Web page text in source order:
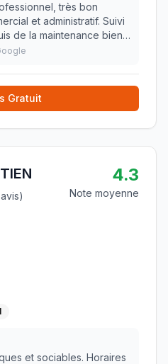
très bon
et administratif. Suivi
de la maintenance bien
au prévisionnel.
Gratuit
avis)
4.3
Note moyenne
et sociables. Horaires